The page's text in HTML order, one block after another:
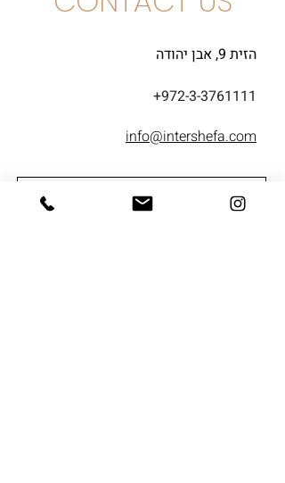
הזית 9, אבן יהודה
+972-3-3761111
info@intershefa.com